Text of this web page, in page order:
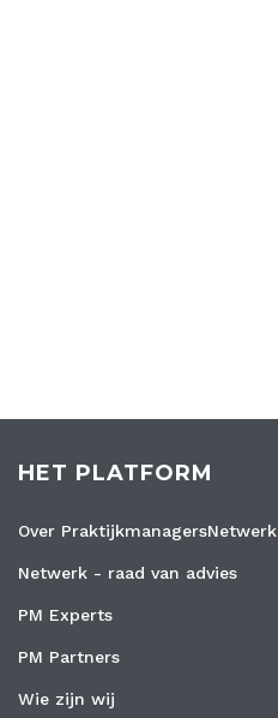
HET PLATFORM
Over PraktijkmanagersNetwerk
Netwerk - raad van advies
PM Experts
PM Partners
Wie zijn wij